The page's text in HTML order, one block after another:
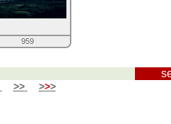
959
>> >>>